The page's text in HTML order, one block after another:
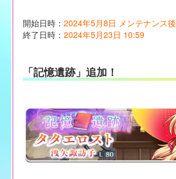
開始日時： 2024年5月8日 メンテナンス後
終了日時： 2024年5月23日 10:59
「記憶遺跡」追加！